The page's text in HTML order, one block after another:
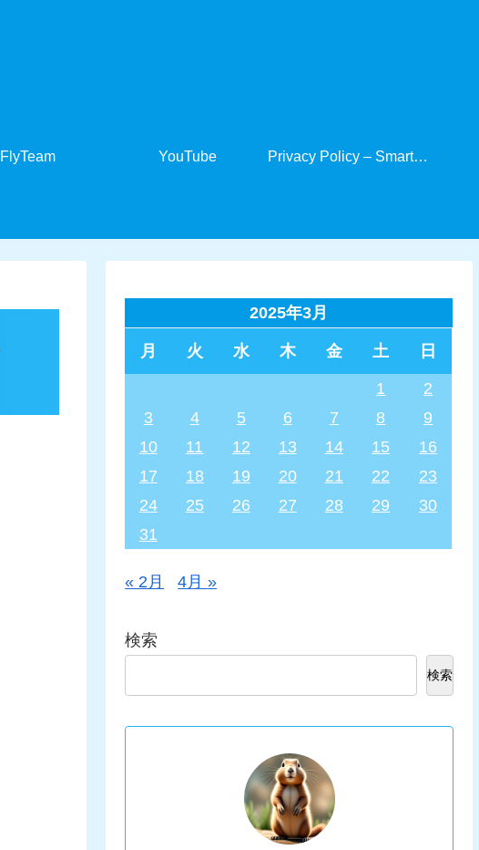
FlyTeam YouTube Privacy Policy – SmartCabinet
2025年3月
月 火 水 木 金 土 日
1
2
3
4 5 6 7 8
9
10
11 12 13 14 15
16
17
18 19 20 21 22
23
24
25 26 27 28 29
30
31
« 2月 4月 »
検索
検索